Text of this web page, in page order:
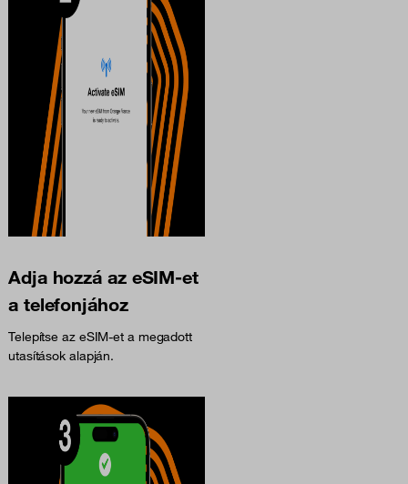
Adja hozzá az eSIM-et
a telefonjához
Telepítse az eSIM-et a megadott
utasítások alapján.